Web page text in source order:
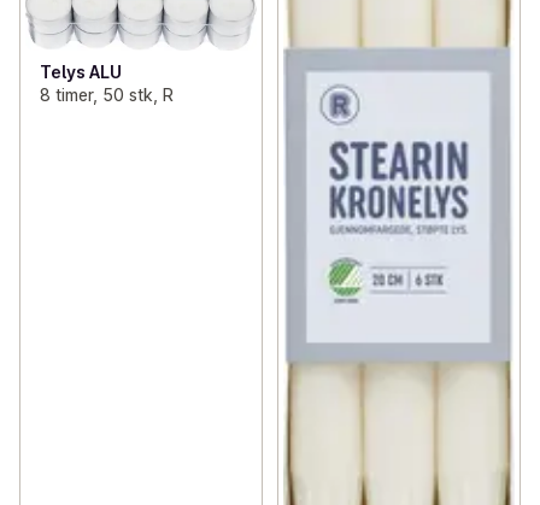
Telys ALU
8 timer, 50 stk, R